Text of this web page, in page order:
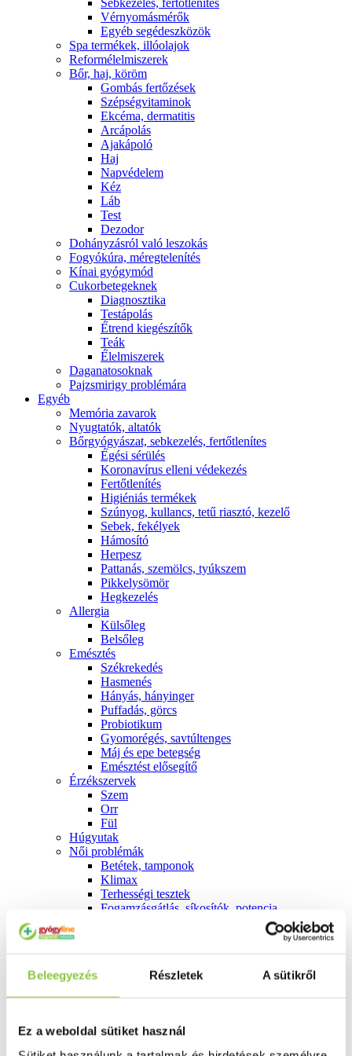
Beleegyezés Részletek A sütikről
Ez a weboldal sütiket használ
Sebkezelés, fertőtlenítés
Vérnyomásmérők
Egyéb segédeszközök
Spa termékek, illóolajok
Reformélelmiszerek
Bőr, haj, köröm
Gombás fertőzések
Szépségvitaminok
Ekcéma, dermatitis
Arcápolás
Ajakápoló
Haj
Napvédelem
Kéz
Láb
Test
Dezodor
Dohányzásról való leszokás
Fogyókúra, méregtelenítés
Kínai gyógymód
Cukorbetegeknek
Diagnosztika
Testápolás
É́trend kiegészítők
Teák
É́lelmiszerek
Daganatosoknak
Pajzsmirigy problémára
Egyéb
Memória zavarok
Nyugtatók, altatók
Bőrgyógyászat, sebkezelés, fertőtlenítes
É́gési sérülés
Koronavírus elleni védekezés
Fertőtlenítés
Higiéniás termékek
Szúnyog, kullancs, tetű riasztó, kezelő
Sebek, fekélyek
Hámosító
Herpesz
Pattanás, szemölcs, tyúkszem
Pikkelysömör
Hegkezelés
Allergia
Külsőleg
Belsőleg
Emésztés
Székrekedés
Hasmenés
Hányás, hányinger
Puffadás, görcs
Probiotikum
Gyomorégés, savtúltenges
Máj és epe betegség
Emésztést elősegítő
Érzékszervek
Szem
Orr
Fül
Húgyutak
Női problémák
Betétek, tamponok
Klimax
Terhességi tesztek
Fogamzásgátlás, síkosítók, potencia
Fertőzések, hüvelyflóra helyreállítás
Koleszterinszint csökkentők, omega 3
Vérnyomás és szív gyógyszerei